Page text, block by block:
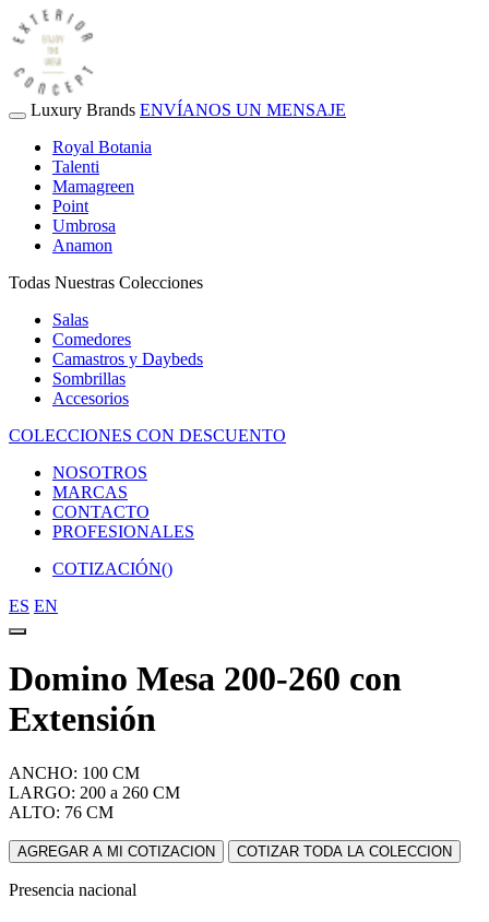
Luxury Brands ENVÍANOS UN MENSAJE
Royal Botania
Talenti
Mamagreen
Point
Umbrosa
Anamon
Todas Nuestras Colecciones
Salas
Comedores
Camastros y Daybeds
Sombrillas
Accesorios
COLECCIONES CON DESCUENTO
NOSOTROS
MARCAS
CONTACTO
PROFESIONALES
COTIZACIÓN()
ES EN
Domino Mesa 200-260 con
Extensión
ANCHO: 100 CM
LARGO: 200 a 260 CM
ALTO: 76 CM
AGREGAR A MI COTIZACION COTIZAR TODA LA COLECCION
Presencia nacional